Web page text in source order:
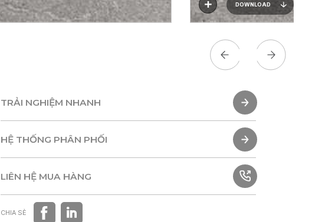
DOWNLOAD
TRẢI NGHIỆM NHANH
TRẢI NGHIỆM NHANH
HỆ THỐNG PHÂN PHỐI
HỆ THỐNG PHÂN PHỐI
LIÊN HỆ MUA HÀNG
LIÊN HỆ MUA HÀNG
CHIA SẺ